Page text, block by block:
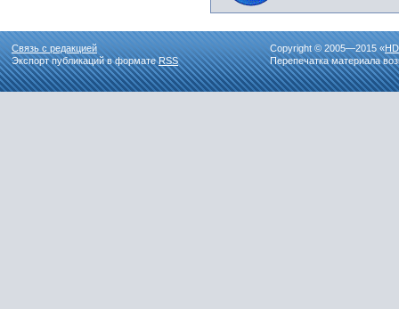
Связь с редакцией
Экспорт публикаций в форматеRSS
Copyright © 2005—2015 «
Перепечатка материала